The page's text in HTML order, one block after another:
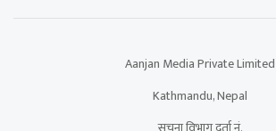
Aanjan Media Private Limited
Kathmandu, Nepal